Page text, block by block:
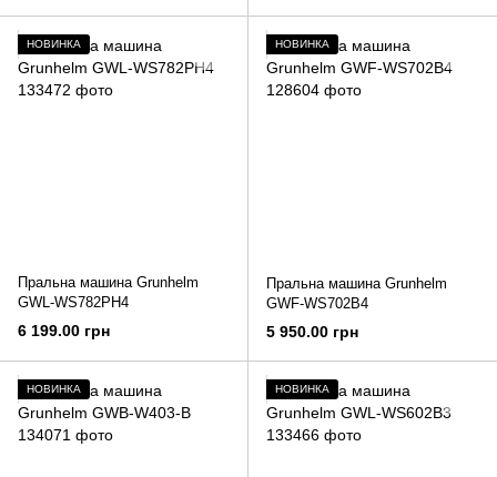
НОВИНКА
Пральна машина Grunhelm
GWL-WS782PH4
6 199.00 грн
НОВИНКА
Пральна машина Grunhelm
GWF-WS702B4
5 950.00 грн
НОВИНКА НОВИНКА